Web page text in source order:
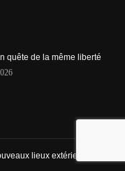
quête de la même liberté
lieux extérieurs avec